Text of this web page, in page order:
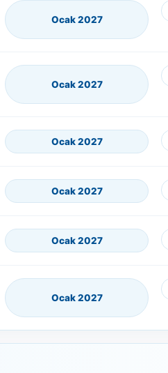
Ocak 2027
Ocak 2027
Ocak 2027
Ocak 2027
Ocak 2027
Ocak 2027